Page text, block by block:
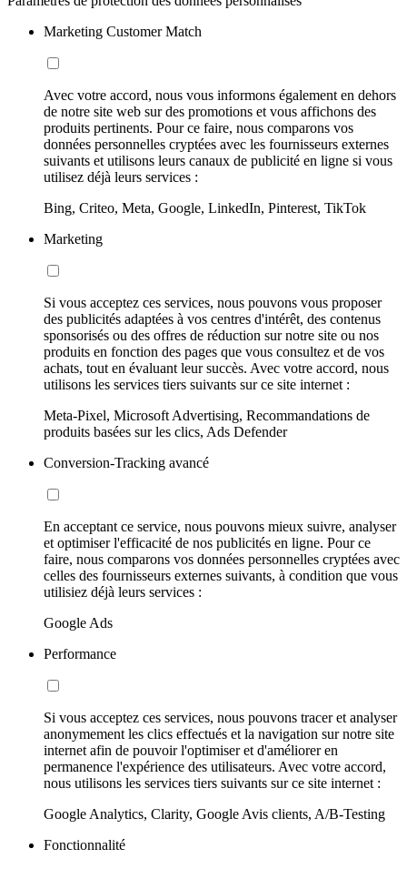
Marketing Customer Match
Avec votre accord, nous vous informons également en dehors
de notre site web sur des promotions et vous affichons des
produits pertinents. Pour ce faire, nous comparons vos
données personnelles cryptées avec les fournisseurs externes
suivants et utilisons leurs canaux de publicité en ligne si vous
utilisez déjà leurs services :
Bing, Criteo, Meta, Google, LinkedIn, Pinterest, TikTok
Marketing
Si vous acceptez ces services, nous pouvons vous proposer
des publicités adaptées à vos centres d'intérêt, des contenus
sponsorisés ou des offres de réduction sur notre site ou nos
produits en fonction des pages que vous consultez et de vos
achats, tout en évaluant leur succès. Avec votre accord, nous
utilisons les services tiers suivants sur ce site internet :
Meta-Pixel, Microsoft Advertising, Recommandations de
produits basées sur les clics, Ads Defender
Conversion-Tracking avancé
En acceptant ce service, nous pouvons mieux suivre, analyser
et optimiser l'efficacité de nos publicités en ligne. Pour ce
faire, nous comparons vos données personnelles cryptées avec
celles des fournisseurs externes suivants, à condition que vous
utilisiez déjà leurs services :
Google Ads
Performance
Si vous acceptez ces services, nous pouvons tracer et analyser
anonymement les clics effectués et la navigation sur notre site
internet afin de pouvoir l'optimiser et d'améliorer en
permanence l'expérience des utilisateurs. Avec votre accord,
nous utilisons les services tiers suivants sur ce site internet :
Google Analytics, Clarity, Google Avis clients, A/B-Testing
Fonctionnalité